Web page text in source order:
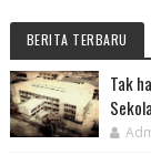
BERITA TERBARU
Tak